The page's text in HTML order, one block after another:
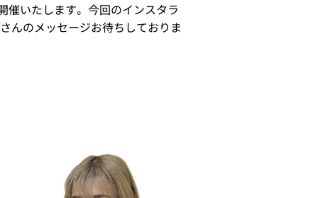
催いたします。今回のインスタラ
んのメッセージお待ちしておりま